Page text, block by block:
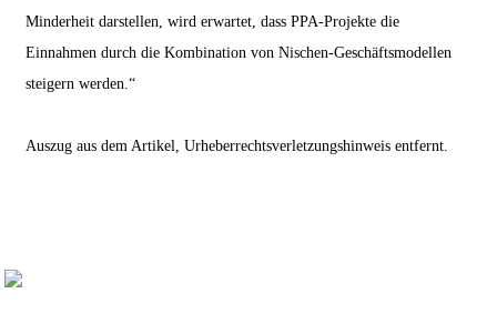
Minderheit darstellen, wird erwartet, dass PPA-Projekte die
Einnahmen durch die Kombination von Nischen-Geschäftsmodellen
steigern werden.“
Auszug aus dem Artikel, Urheberrechtsverletzungshinweis entfernt.